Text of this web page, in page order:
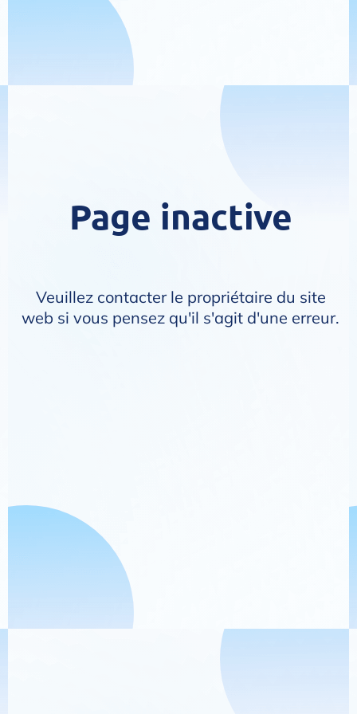
Page inactive
Veuillez contacter le propriétaire du site
web si vous pensez qu'il s'agit d'une erreur.